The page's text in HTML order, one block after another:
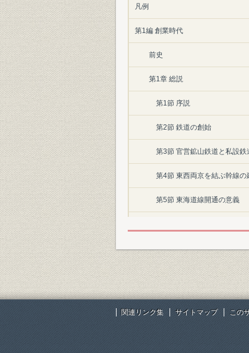
凡例
第1編 創業時代
前史
第1章 総説
第1節 序説
第2節 鉄道の創始
第3節 官営鉱山鉄道と私設鉄
第4節 東西両京を結ぶ幹線の
第5節 東海道線開通の意義
第2章 総務
第1節 概説
第2節 組織
関連リンク集 サイトマップ この